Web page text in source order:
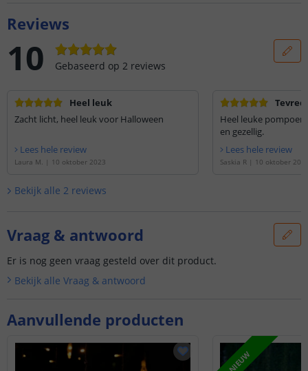
Aanvullende producten
NIEUW
Reviews
10 Gebaseerd op 2 reviews
Heel leuk
Zacht licht, heel leuk voor Halloween
Lees hele review
Laura M. | 10 oktober 2023
Heel leuke
en gezellig.
Lees hele review
Saskia R| 10 oktober
Bekijk alle 2 reviews
Vraag & antwoord
Er is nog geen vraag gesteld over dit product.
Bekijk alle Vraag & antwoord